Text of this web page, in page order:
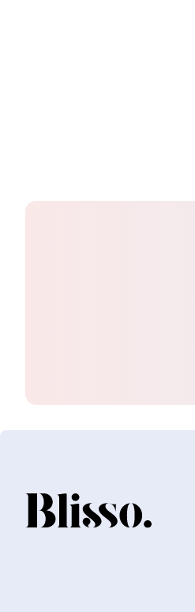
Home